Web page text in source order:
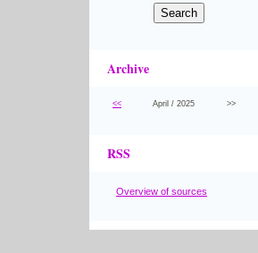
Archive
<< April / 2025 >>
RSS
Overview of sources